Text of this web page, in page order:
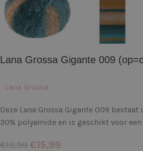
Lana Grossa Gigante 009
Lana Grossa
Deze Lana Grossa Gigante 009
30% polyamide en is geschikt voor
€19,99 €15,99